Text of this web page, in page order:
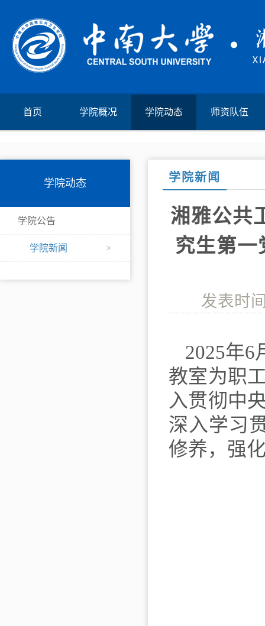
首页 学院概况 学院动态 师资队伍
学院动态
学院公告
学院新闻
学院新闻
湘雅公共
究生第一
发表时
2025年6
教室为职
入贯彻中
深入学习
修养， 强